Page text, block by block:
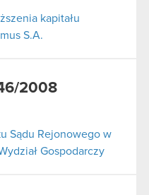
kapitału
S.A.
2008
Sądu Rejonowego w
Gospodarczy